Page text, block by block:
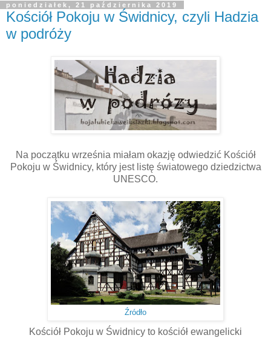
poniedziałek, 21 października 2019
Kościół Pokoju w Świdnicy, czyli Hadzia
w podróży
Na początku września miałam okazję odwiedzić Kościół
Pokoju w Świdnicy, który jest listę światowego dziedzictwa
UNESCO.
Źródło
Kościół Pokoju w Świdnicy to kościół ewangelicki